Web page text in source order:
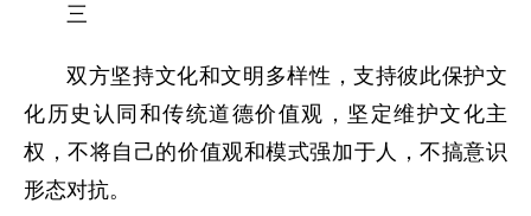
三
双方坚持文化和文明多样性，支持彼此保护文
化历史认同和传统道德价值观，坚定维护文化主
权，不将自己的价值观和模式强加于人，不搞意识
形态对抗。